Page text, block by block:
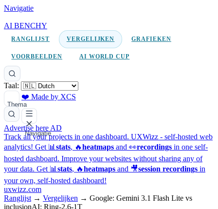
Navigatie
AI BENCHY
RANGLIJST VERGELIJKEN GRAFIEKEN
VOORBEELDEN AI WORLD CUP
Taal:
Thema
❤️ Made by XCS
Navigatie
Advertise here AD
Track all your projects in one dashboard. UXWizz - self-hosted web
analytics! Get 📊 stats, 🔥heatmaps and 👀recordings in one self-
hosted dashboard. Improve your websites without sharing any of
your data. Get 📊 stats, 🔥heatmaps and 🎥session recordings in
your own, self-hosted dashboard!
uxwizz.com
Ranglijst → Vergelijken → Google: Gemini 3.1 Flash Lite vs
inclusionAI: Ring-2.6-1T